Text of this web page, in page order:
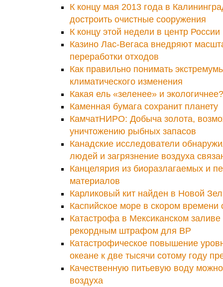
К концу мая 2013 года в
достроить очистные сооружения
К концу этой недели в центр
Казино Лас-Вегаса внедряют
переработки отходов
Как правильно понимать
климатического изменения
Какая ель «зеленее» и экологичнее?
Каменная бумага сохранит планету
КамчатНИРО: Добыча золота,
уничтожению рыбных запасов
Канадские исследователи
людей и загрязнение воздуха
Канцелярия из биоразлагаемых и
материалов
Карликовый кит найден в Новой
Каспийское море в скором времени
Катастрофа в Мексиканском заливе
рекордным штрафом для BP
Катастрофическое повышение
океане к две тысячи сотому году
Качественную питьевую воду можно
воздуха